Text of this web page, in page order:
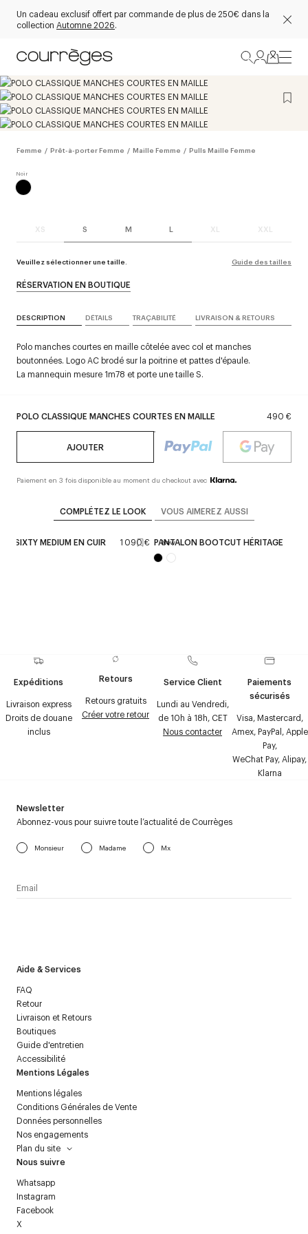
Un cadeau exclusif offert par commande de plus de 250€ dans la
collection Automne 2026.
Femme / Prêt-à-porter Femme / Maille Femme / Pulls Maille Femme
XS S M L XL XXL
Veuillez sélectionner une taille. Guide des tailles
POLO CLASSIQUE MANCHES COURTES EN MAILLE 490 €
AJOUTER
Paiement en 3 fois disponible au moment du checkout avec
RÉSERVATION EN BOUTIQUE
DESCRIPTION DÉTAILS TRAÇABILITÉ LIVRAISON & RETOURS
Polo manches courtes en maille côtelée avec col et manches
boutonnées. Logo AC brodé sur la poitrine et pattes d'épaule.
La mannequin mesure 1m78 et porte une taille S.
COMPLÉTEZ LE LOOK VOUS AIMEREZ AUSSI
SIXTY MEDIUM EN CUIR
1 090 €
New
PANTALON BOOTCUT HÉRITAGE
Expéditions
Livraison express
Droits de douane
inclus
Retours
Retours gratuits
Créer votre retour
Service Client
Lundi au Vendredi,
de 10h à 18h, CET
Nous contacter
Paiements
sécurisés
Visa, Mastercard,
Amex, PayPal, Apple
Pay,
WeChat Pay, Alipay,
Klarna
Aide & Services
FAQ
Retour
Livraison et Retours
Boutiques
Guide d'entretien
Accessibilité
Mentions Légales
Mentions légales
Conditions Générales de Vente
Données personnelles
Nos engagements
Plan du site
Nous suivre
Whatsapp
Instagram
Facebook
X
Newsletter
Abonnez-vous pour suivre toute l’actualité de Courrèges
Monsieur Madame Mx